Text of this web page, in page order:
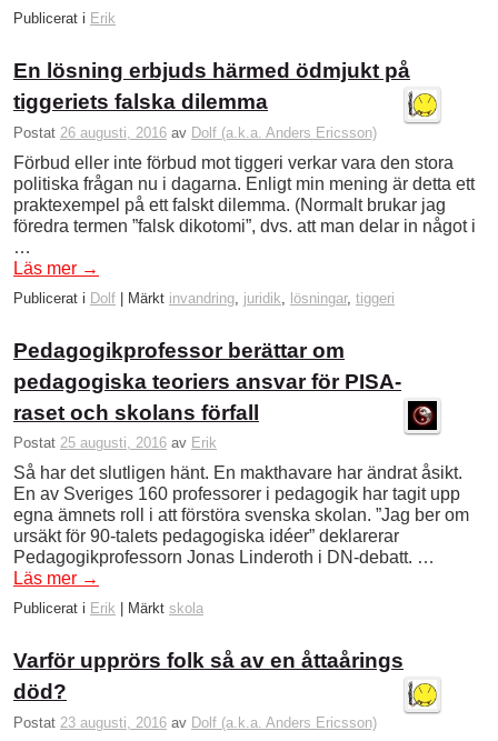
Publicerat i Erik
En lösning erbjuds härmed ödmjukt på
tiggeriets falska dilemma
Postat 26 augusti, 2016 av Dolf (a.k.a. Anders Ericsson)
Förbud eller inte förbud mot tiggeri verkar vara den stora
politiska frågan nu i dagarna. Enligt min mening är detta ett
praktexempel på ett falskt dilemma. (Normalt brukar jag
föredra termen ”falsk dikotomi”, dvs. att man delar in något i
…
Läs mer →
Publicerat i Dolf Märkt invandring juridik lösningar, tiggeri
Pedagogikprofessor berättar om
pedagogiska teoriers ansvar för PISA-
raset och skolans förfall
Postat 25 augusti, 2016 av Erik
Så har det slutligen hänt. En makthavare har ändrat åsikt.
En av Sveriges 160 professorer i pedagogik har tagit upp
egna ämnets roll i att förstöra svenska skolan. ”Jag ber om
ursäkt för 90-talets pedagogiska idéer” deklarerar
Pedagogikprofessorn Jonas Linderoth i DN-debatt. …
Läs mer →
Publicerat i Erik Märkt skola
Varför upprörs folk så av en åttaårings
död?
Postat 23 augusti, 2016 av Dolf (a.k.a. Anders Ericsson)